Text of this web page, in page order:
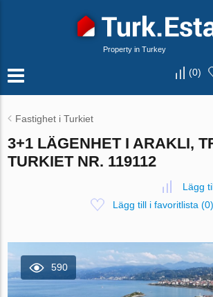
Property in Turkey
(0)
Fastighet i Turkiet
3+1 LÄGENHET I ARAKLI,
TURKIET NR. 119112
Lägg
Lägg till i favoritlista (0)
590